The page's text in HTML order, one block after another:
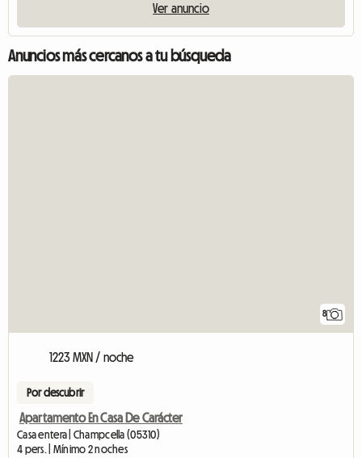
Ver anuncio
Anuncios más cercanos a tu búsqueda
8
1223 MXN / noche
Por descubrir
Apartamento En Casa De Carácter
Casa entera | Champcella (05310)
4 pers. | Mínimo 2 noches